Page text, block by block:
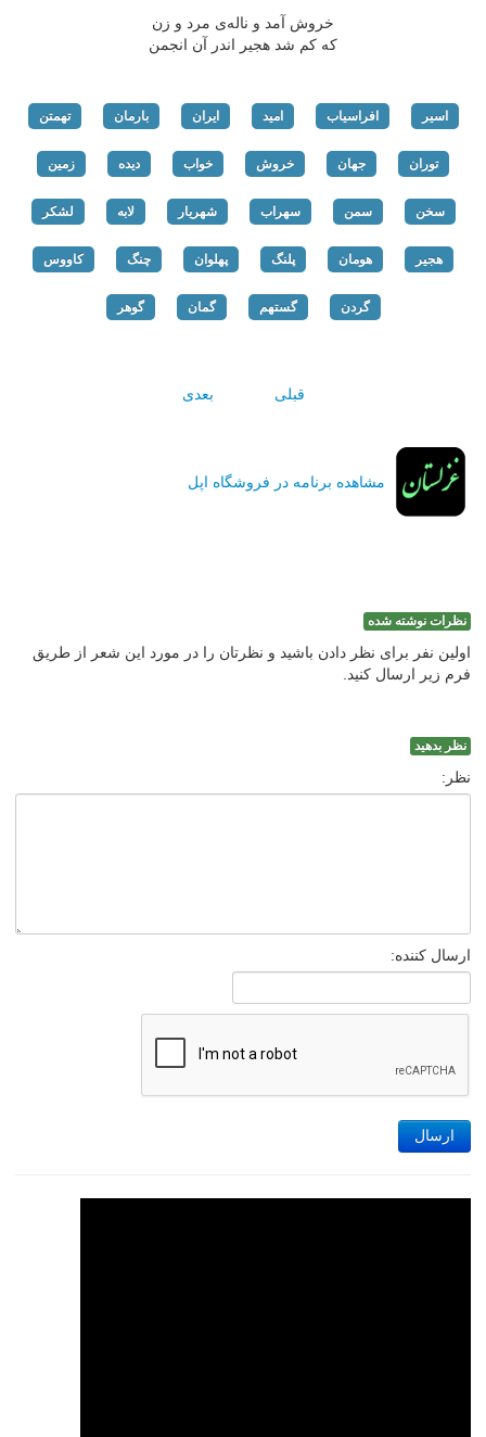
خروش آمد و ناله‌ی مرد و زن
که کم شد هجیر اندر آن انجمن
اسیر افراسیاب امید ایران بارمان تهمتن
توران جهان خروش خواب دیده زمین
سخن سمن سهراب شهریار لابه لشکر
هجیر هومان پلنگ پهلوان چنگ کاووس
گردن گستهم گمان گوهر
قبلی بعدی
مشاهده برنامه در فروشگاه اپل
نظرات نوشته شده
اولین نفر برای نظر دادن باشید و نظرتان را در مورد این شعر از طریق
فرم زیر ارسال کنید.
نظر بدهید
نظر:
ارسال کننده:
ارسال